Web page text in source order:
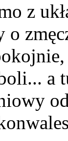
z
o
a